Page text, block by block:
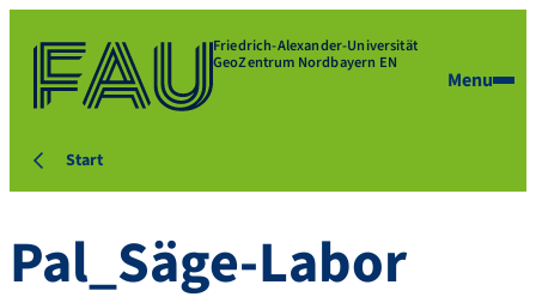
Friedrich-Alexander-Universität
GeoZentrum Nordbayern EN
Menu
Start
Pal_Säge-Labor